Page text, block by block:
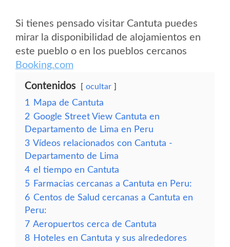
Si tienes pensado visitar Cantuta puedes
mirar la disponibilidad de alojamientos en
este pueblo o en los pueblos cercanos
Booking.com
Contenidos ocultar
1
Mapa de Cantuta
2 Google Street View Cantuta en
Departamento de Lima en Peru
3 Vídeos relacionados con Cantuta -
Departamento de Lima
4 el tiempo en Cantuta
5 Farmacias cercanas a Cantuta en Peru:
6 Centos de Salud cercanas a Cantuta en
Peru:
7 Aeropuertos cerca de Cantuta
8 Hoteles en Cantuta y sus alrededores